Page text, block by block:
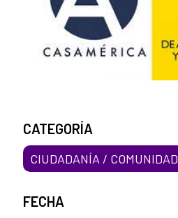
CATEGORÍA
CIUDADANÍA / COMUNIDAD
FECHA